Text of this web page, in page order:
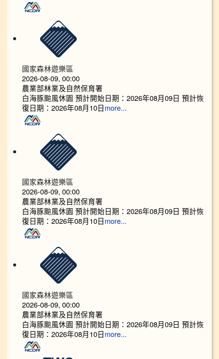
國家森林遊樂區
2026-08-09, 00:00
農業部林業及自然保育署
白海豚颱風休園 預計開始日期：2026年08月09日 預計恢
復日期：2026年08月10日 more...
國家森林遊樂區
2026-08-09, 00:00
農業部林業及自然保育署
白海豚颱風休園 預計開始日期：2026年08月09日 預計恢
復日期：2026年08月10日 more...
國家森林遊樂區
2026-08-09, 00:00
農業部林業及自然保育署
白海豚颱風休園 預計開始日期：2026年08月09日 預計恢
復日期：2026年08月10日 more...